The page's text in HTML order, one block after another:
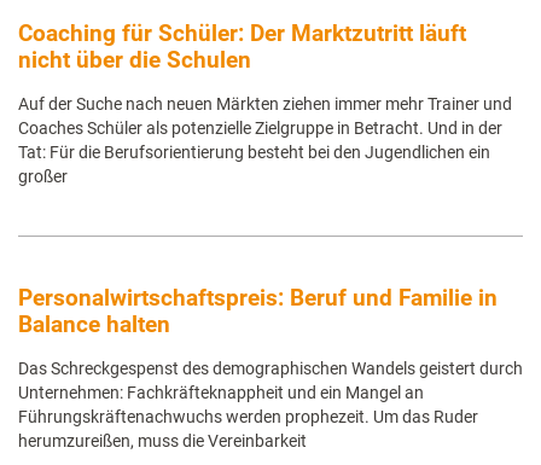
Coaching für Schüler: Der Marktzutritt läuft
nicht über die Schulen
Auf der Suche nach neuen Märkten ziehen immer mehr Trainer und
Coaches Schüler als potenzielle Zielgruppe in Betracht. Und in der
Tat: Für die Berufsorientierung besteht bei den Jugendlichen ein
großer
Personalwirtschaftspreis: Beruf und Familie in
Balance halten
Das Schreckgespenst des demographischen Wandels geistert durch
Unternehmen: Fachkräfteknappheit und ein Mangel an
Führungskräftenachwuchs werden prophezeit. Um das Ruder
herumzureißen, muss die Vereinbarkeit